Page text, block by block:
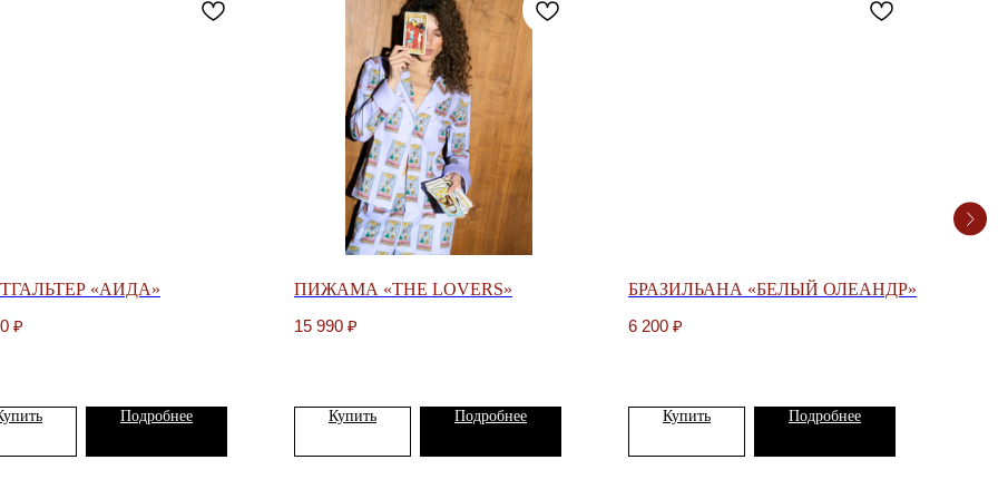
«АИДА»
₽
Подробнее
ПИЖАМА «THE LOVERS»
15 990 ₽
Купить Подробнее
БРАЗИЛЬАНА «БЕЛЫЙ ОЛЕАНДР»
6 200 ₽
Купить Подробнее